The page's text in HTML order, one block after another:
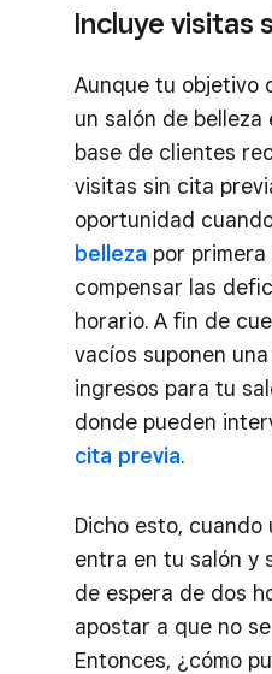
Incluye visitas
Aunque tu objetivo
un salón de
base de clientes
visitas sin cita
oportunidad
belleza por primera
compensar las
horario. A fin de
vacíos suponen
ingresos para tu
donde pueden
cita previa.
Dicho esto, cuando
entra en tu salón y
de espera de dos
apostar a que no
Entonces, ¿cómo